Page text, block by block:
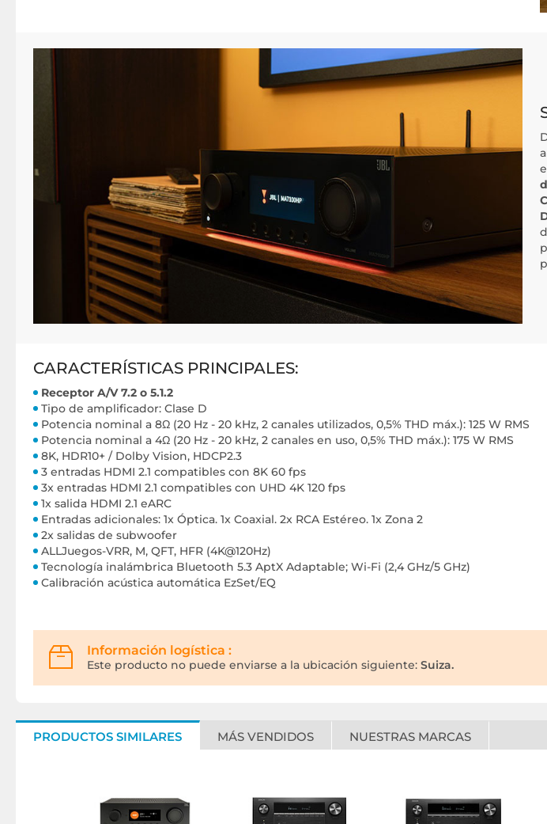
CARACTERÍSTICAS PRINCIPALES:
Receptor A/V 7.2 o 5.1.2
Tipo de amplificador: Clase D
Potencia nominal a 8Ω (20 Hz - 20 kHz, 2 canales utilizados, 0,5% THD máx.): 125 W RMS
Potencia nominal a 4Ω (20 Hz - 20 kHz, 2 canales en uso, 0,5% THD máx.): 175 W RMS
8K, HDR10+ / Dolby Vision, HDCP2.3
3 entradas HDMI 2.1 compatibles con 8K 60 fps
3x entradas HDMI 2.1 compatibles con UHD 4K 120 fps
1x salida HDMI 2.1 eARC
Entradas adicionales: 1x Óptica. 1x Coaxial. 2x RCA Estéreo. 1x Zona 2
2x salidas de subwoofer
ALLJuegos-VRR, M, QFT, HFR (4K@120Hz)
Tecnología inalámbrica Bluetooth 5.3 AptX Adaptable; Wi-Fi (2,4 GHz/5 GHz)
Calibración acústica automática EzSet/EQ
Información logística :
Este producto no puede enviarse a la ubicación siguiente: Suiza.
PRODUCTOS SIMILARES MÁS VENDIDOS NUESTRAS MARCAS